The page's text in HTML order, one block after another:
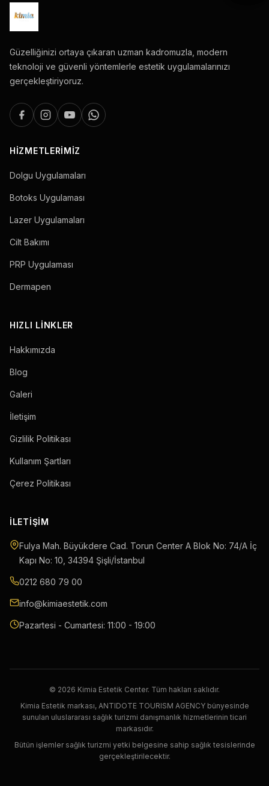
Güzelliğinizi ortaya çıkaran uzman kadromuzla, modern
teknoloji ve güvenli yöntemlerle estetik uygulamalarınızı
gerçekleştiriyoruz.
HIZMETLERIMIZ
Dolgu Uygulamaları
Botoks Uygulaması
Lazer Uygulamaları
Cilt Bakımı
PRP Uygulaması
Dermapen
HIZLI LINKLER
Hakkımızda
Blog
Galeri
İletişim
Gizlilik Politikası
Kullanım Şartları
Çerez Politikası
İLETIŞIM
Fulya Mah. Büyükdere Cad. Torun Center A Blok No: 74/A İç
Kapı No: 10 34394 Şişli/İstanbul
0212 680 79 00
info@kimiaestetik.com
Pazartesi - Cumartesi: 11:00 - 19:00
© 2026 Kimia Estetik Center. Tüm hakları saklıdır.
Kimia Estetik markası, ANTIDOTE TOURISM AGENCY bünyesinde
sunulan uluslararası sağlık turizmi danışmanlık hizmetlerinin ticari
markasıdır.
Bütün işlemler sağlık turizmi yetki belgesine sahip sağlık tesislerinde
gerçekleştirilecektir.